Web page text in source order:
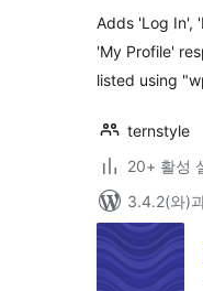
Adds 'Log In',
'My Profile'
listed using
ternstyle
20+ 활성
3.4.2(와)